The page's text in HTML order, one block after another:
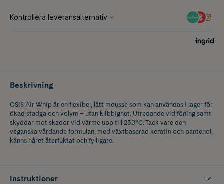
Beskrivning
OSiS Air Whip är en flexibel, lätt mousse som kan användas i lager för
ökad stadga och volym – utan klibbighet. Utredande vid föning samt
skyddar mot skador vid värme upp till 230°C. Tack vare den
veganska vårdande formulan, med växtbaserad keratin och pantenol,
känns håret återfuktat och fylligare.
Instruktioner